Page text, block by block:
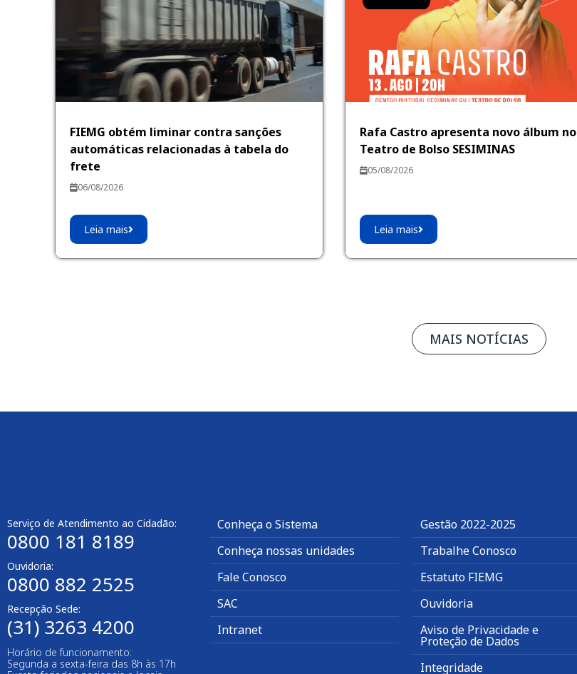
FIEMG obtém liminar contra sanções
automáticas relacionadas à tabela do
frete
06/08/2026
Leia mais
Rafa Castro apresenta novo álbum no
Teatro de Bolso SESIMINAS
05/08/2026
Leia mais
MAIS NOTÍCIAS
Serviço de Atendimento ao Cidadão:
0800 181 8189
Ouvidoria:
0800 882 2525
Recepção Sede:
(31) 3263 4200
Horário de funcionamento:
Segunda a sexta-feira das 8h às 17h
Conheça o Sistema
Conheça nossas unidades
Fale Conosco
SAC
Intranet
Gestão 2022-2025
Trabalhe Conosco
Estatuto FIEMG
Ouvidoria
Aviso de Privacidade e
Proteção de Dados
Integridade